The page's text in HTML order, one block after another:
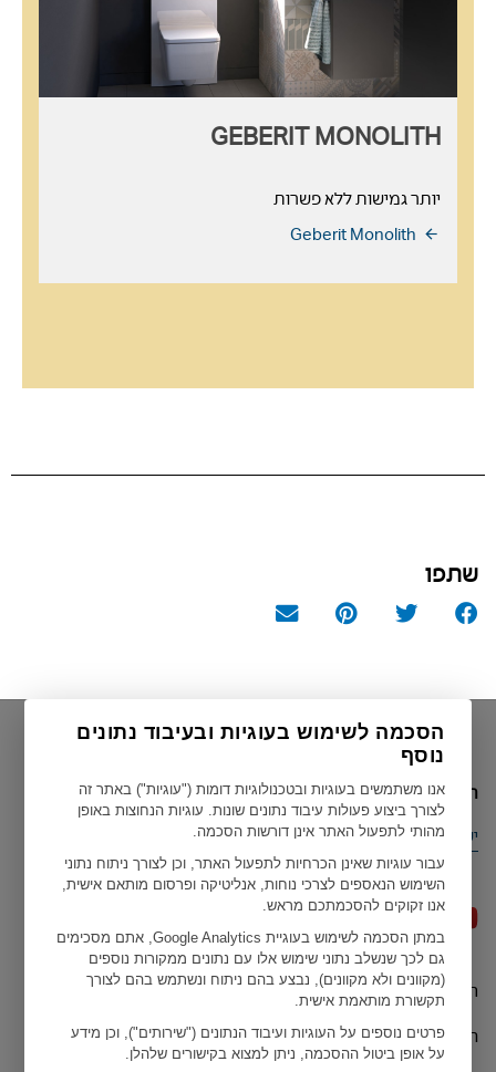
GEBERIT MONOLITH
יותר גמישות ללא פשרות
Geberit Monolith
שתפו
הסכמה לשימוש בעוגיות ובעיבוד נתונים
נוסף
אנו משתמשים בעוגיות ובטכנולוגיות דומות ("עוגיות") באתר זה
לצורך ביצוע פעולות עיבוד נתונים שונות. עוגיות הנחוצות באופן
מהותי לתפעול האתר אינן דורשות הסכמה.
עבור עוגיות שאינן הכרחיות לתפעול האתר, וכן לצורך ניתוח נתוני
השימוש הנאספים לצרכי נוחות, אנליטיקה ופרסום מותאם אישית,
אנו זקוקים להסכמתכם מראש.
במתן הסכמה לשימוש בעוגיית Google Analytics, אתם מסכימים
גם לכך שנשלב נתוני שימוש אלו עם נתונים ממקורות נוספים
(מקוונים ולא מקוונים), נבצע בהם ניתוח ונשתמש בהם לצורך
תקשורת מותאמת אישית.
פרטים נוספים על העוגיות ועיבוד הנתונים ("שירותים"), וכן מידע
על אופן ביטול ההסכמה, ניתן למצוא בקישורים שלהלן.
הארץ הנוכחית שלך
ישראל
תנאי שימושGeberit כל הזכויות שמורות ל ©
הצהרות האיחוד האירופי